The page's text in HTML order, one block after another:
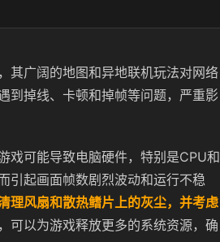
其广阔的地图和异地联机玩法对网络
到掉线、卡顿和掉帧等问题，严重影
戏可能导致电脑硬件，特别是CPU和
引起画面帧数剧烈波动和运行不稳
理风扇和散热鳍片上的灰尘，并考虑
可以为游戏释放更多的系统资源，确